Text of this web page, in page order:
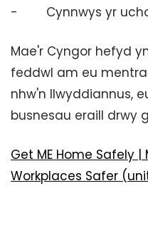
- Cynnwys yr
Mae'r Cyngor hefyd
feddwl am eu
nhw'n llwyddiannus,
busnesau eraill drwy
Get ME Home Safely
Workplaces Safer